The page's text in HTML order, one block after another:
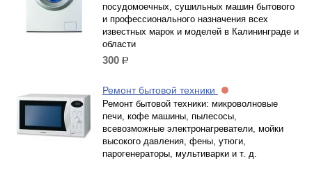
посудомоечных, сушильных машин бытового
и профессионального назначения всех
известных марок и моделей в Калининграде и
области
300 р.
Ремонт бытовой техники
Ремонт бытовой техники: микроволновые
печи, кофе машины, пылесосы,
всевозможные электронагреватели, мойки
высокого давления, фены, утюги,
парогенераторы, мультиварки и т. д.